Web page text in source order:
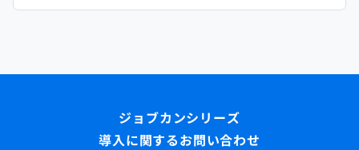
導入に関するお問い合わせ